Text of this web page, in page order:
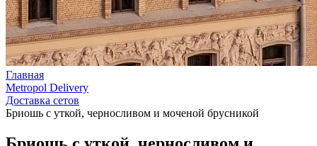
Главная
Metropol Delivery
Доставка сетов
Бриошь с уткой, черносливом и моченой брусникой